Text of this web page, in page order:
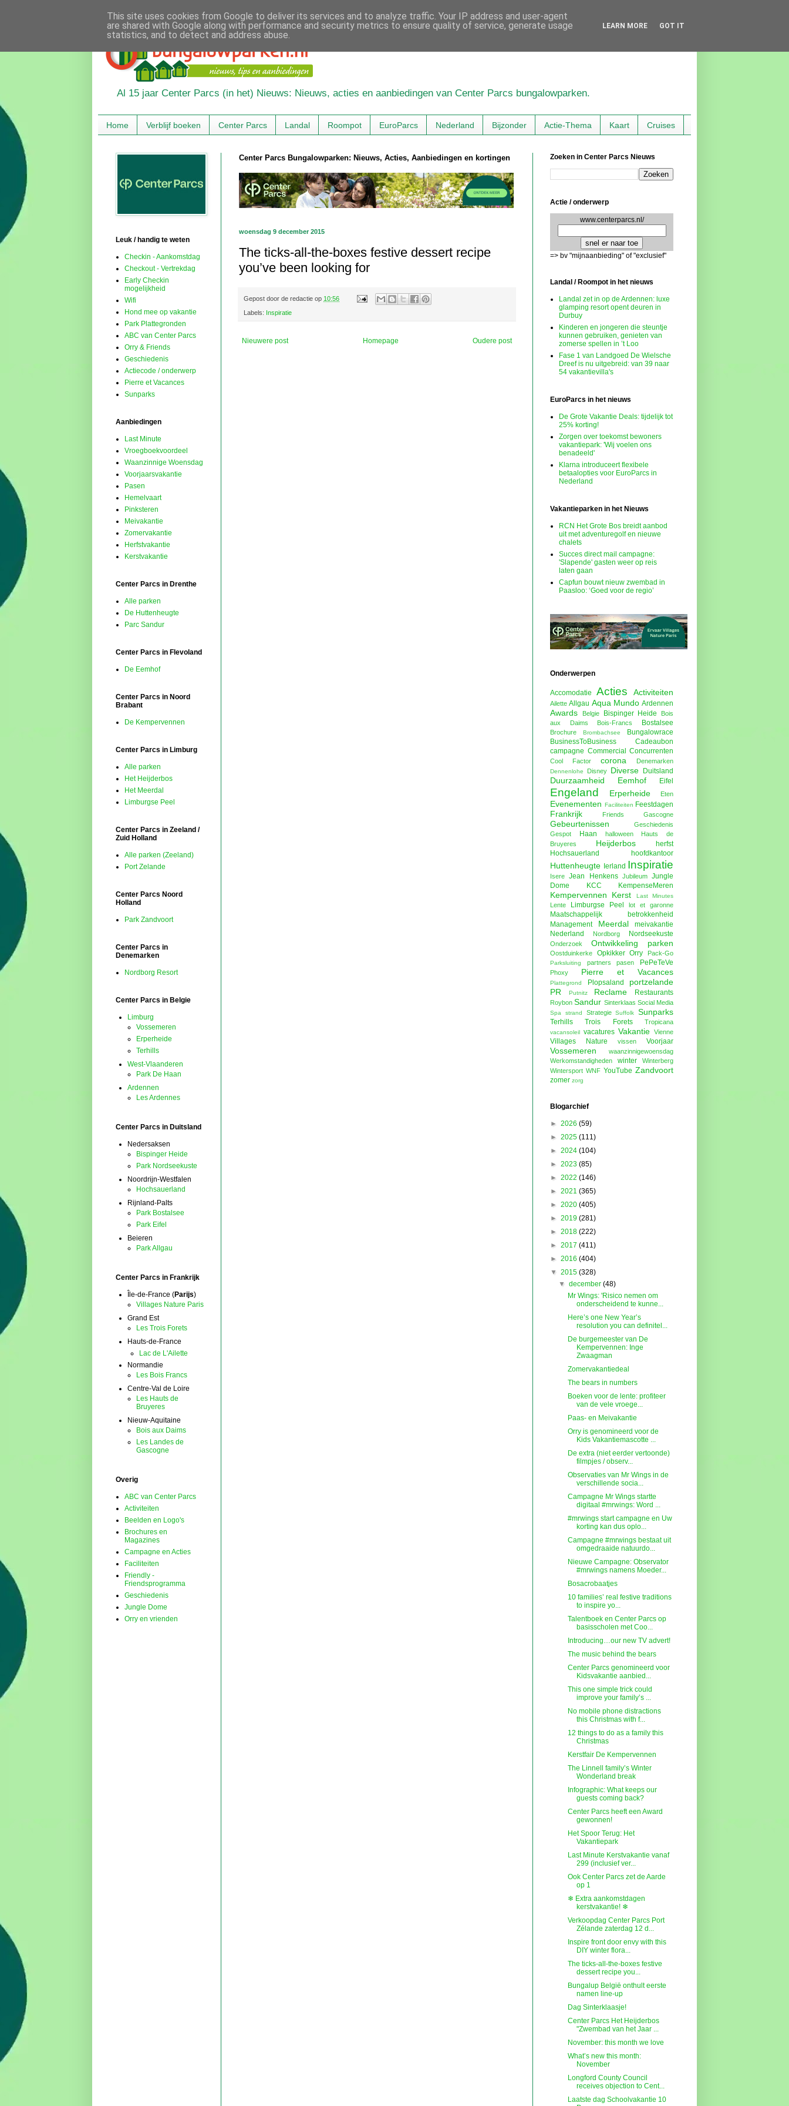
Al 15 jaar Center Parcs (in het) Nieuws: Nieuws, acties en aanbiedingen van Center Parcs bungalowparken.
Home Verblijf boeken Center Parcs Landal Roompot EuroParcs Nederland Bijzonder Actie-Thema Kaart Cruises
Center Parcs Bungalowparken: Nieuws, Acties, Aanbiedingen en kortingen
woensdag 9 december 2015
The ticks-all-the-boxes festive dessert recipe
you’ve been looking for
Gepost door de redactie op 10:56
Labels: Inspiratie
Nieuwere post Oudere post
Homepage
Leuk / handig te weten
Checkin - Aankomstdag
Checkout - Vertrekdag
Early Checkin
mogelijkheid
Wifi
Hond mee op vakantie
Park Plattegronden
ABC van Center Parcs
Orry & Friends
Geschiedenis
Actiecode / onderwerp
Pierre et Vacances
Sunparks
Aanbiedingen
Last Minute
Vroegboekvoordeel
Waanzinnige Woensdag
Voorjaarsvakantie
Pasen
Hemelvaart
Pinksteren
Meivakantie
Zomervakantie
Herfstvakantie
Kerstvakantie
Center Parcs in Drenthe
Alle parken
De Huttenheugte
Parc Sandur
Center Parcs in Flevoland
De Eemhof
Center Parcs in Noord
Brabant
De Kempervennen
Center Parcs in Limburg
Alle parken
Het Heijderbos
Het Meerdal
Limburgse Peel
Center Parcs in Zeeland /
Zuid Holland
Alle parken (Zeeland)
Port Zelande
Center Parcs Noord
Holland
Park Zandvoort
Center Parcs in
Denemarken
Nordborg Resort
Center Parcs in Belgie
Limburg
Vossemeren
Erperheide
Terhills
West-Vlaanderen
Park De Haan
Ardennen
Les Ardennes
Center Parcs in Duitsland
Nedersaksen
Bispinger Heide
Park Nordseekuste
Noordrijn-Westfalen
Hochsauerland
Rijnland-Palts
Park Bostalsee
Park Eifel
Beieren
Park Allgau
Center Parcs in Frankrijk
Île-de-France (Parijs)
Villages Nature Paris
Grand Est
Les Trois Forets
Hauts-de-France
Lac de L'Ailette
Normandie
Les Bois Francs
Centre-Val de Loire
Les Hauts de
Bruyeres
Nieuw-Aquitaine
Bois aux Daims
Les Landes de
Gascogne
Overig
ABC van Center Parcs
Activiteiten
Beelden en Logo's
Brochures en
Magazines
Campagne en Acties
Faciliteiten
Friendly -
Friendsprogramma
Geschiedenis
Jungle Dome
Orry en vrienden
Zoeken in Center Parcs Nieuws
Actie / onderwerp
www.centerparcs.nl/
=> bv "mijnaanbieding" of "exclusief"
Landal / Roompot in het nieuws
Landal zet in op de Ardennen: luxe
glamping resort opent deuren in
Durbuy
Kinderen en jongeren die steuntje
kunnen gebruiken, genieten van
zomerse spellen in ’t Loo
Fase 1 van Landgoed De Wielsche
Dreef is nu uitgebreid: van 39 naar
54 vakantievilla's
EuroParcs in het nieuws
De Grote Vakantie Deals: tijdelijk tot
25% korting!
Zorgen over toekomst bewoners
vakantiepark: 'Wij voelen ons
benadeeld'
Klarna introduceert flexibele
betaalopties voor EuroParcs in
Nederland
Vakantieparken in het Nieuws
RCN Het Grote Bos breidt aanbod
uit met adventuregolf en nieuwe
chalets
Succes direct mail campagne:
'Slapende' gasten weer op reis
laten gaan
Capfun bouwt nieuw zwembad in
Paasloo: ‘Goed voor de regio’
Onderwerpen
Accomodatie Acties Activiteiten
Ailette Allgau Aqua Mundo Ardennen
Awards Belgie Bispinger Heide
Bois
aux Daims
Bois-Francs Bostalsee
Brochure Brombachsee
Bungalowrace
BusinessToBusiness
Cadeaubon
campagne Commercial Concurrenten
Cool Factor corona Denemarken
Dennenlohe Disney Diverse Duitsland
Duurzaamheid Eemhof Eifel
Engeland Erperheide Eten
Evenementen Faciliteiten Feestdagen
Frankrijk Friends Gascogne
Gebeurtenissen
Geschiedenis
Gespot
Haan halloween
Hauts de
Bruyeres
Heijderbos
herfst
Hochsauerland
hoofdkantoor
Huttenheugte Ierland Inspiratie
Isere Jean Henkens Jubileum
Jungle
Dome
KCC KempenseMeren
Kempervennen Kerst Last Minutes
Lente Limburgse Peel lot et garonne
Maatschappelijk betrokkenheid
Management
Meerdal
meivakantie
Nederland
Nordborg Nordseekuste
Onderzoek Ontwikkeling parken
Oostduinkerke Opkikker Orry Pack-Go
Parksluiting partners pasen PePeTeVe
Phoxy Pierre et Vacances
Plattegrond Plopsaland
portzelande
PR
Putnitz Reclame Restaurants
Roybon Sandur Sinterklaas Social Media
Spa strand Strategie Suffolk Sunparks
Terhills Trois Forets Tropicana
vacansoleil vacatures Vakantie Vienne
Villages Nature vissen Voorjaar
Vossemeren
waanzinnigewoensdag
Werkomstandigheden
winter
Winterberg
Wintersport WNF YouTube Zandvoort
zomer zorg
Blogarchief
► 2026 (59)
► 2025 (111)
► 2024 (104)
► 2023 (85)
► 2022 (146)
► 2021 (365)
► 2020 (405)
► 2019 (281)
► 2018 (222)
► 2017 (411)
► 2016 (404)
▼ 2015 (328)
▼december(48)
Mr Wings: 'Risico nemen om
onderscheidend te kunne...
Here’s one New Year’s
resolution you can definitel...
De burgemeester van De
Kempervennen: Inge
Zwaagman
Zomervakantiedeal
The bears in numbers
Boeken voor de lente: profiteer
van de vele vroege...
Paas- en Meivakantie
Orry is genomineerd voor de
Kids Vakantiemascotte ...
De extra (niet eerder vertoonde)
filmpjes / observ...
Observaties van Mr Wings in de
verschillende socia...
Campagne Mr Wings startte
digitaal #mrwings: Word ...
#mrwings start campagne en Uw
korting kan dus oplo...
Campagne #mrwings bestaat uit
omgedraaide natuurdo...
Nieuwe Campagne: Observator
#mrwings namens Moeder...
Bosacrobaatjes
10 families’ real festive traditions
to inspire yo...
Talentboek en Center Parcs op
basisscholen met Coo...
Introducing…our new TV advert!
The music behind the bears
Center Parcs genomineerd voor
Kidsvakantie aanbied...
This one simple trick could
improve your family’s ...
No mobile phone distractions
this Christmas with f...
12 things to do as a family this
Christmas
Kerstfair De Kempervennen
The Linnell family’s Winter
Wonderland break
Infographic: What keeps our
guests coming back?
Center Parcs heeft een Award
gewonnen!
Het Spoor Terug: Het
Vakantiepark
Last Minute Kerstvakantie vanaf
299 (inclusief ver...
Ook Center Parcs zet de Aarde
op 1
❄ Extra aankomstdagen
kerstvakantie! ❄
Verkoopdag Center Parcs Port
Zélande zaterdag 12 d...
Inspire front door envy with this
DIY winter flora...
The ticks-all-the-boxes festive
dessert recipe you...
Bungalup België onthult eerste
namen line-up
Dag Sinterklaasje!
Center Parcs Het Heijderbos
"Zwembad van het Jaar ...
November: this month we love
What’s new this month:
November
Longford County Council
receives objection to Cent...
Laatste dag Schoolvakantie 10
This site uses cookies from Google to deliver its services and to analyze traffic. Your IP address and user-agent
are shared with Google along with performance and security metrics to ensure quality of service, generate usage
statistics, and to detect and address abuse.
LEARN MORE GOT IT